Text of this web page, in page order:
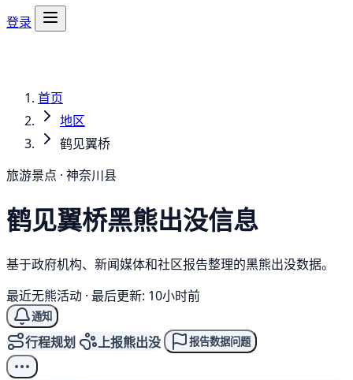
登录
首页
地区
鹤见翼桥
旅游景点 · 神奈川县
鹤见翼桥黑熊出没信息
基于政府机构、新闻媒体和社区报告整理的黑熊出没数据。
最近无熊活动 · 最后更新: 10小时前
通知
行程规划 上报熊出没 报告数据问题